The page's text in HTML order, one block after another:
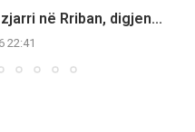
në Rriban, digjen...
22:41